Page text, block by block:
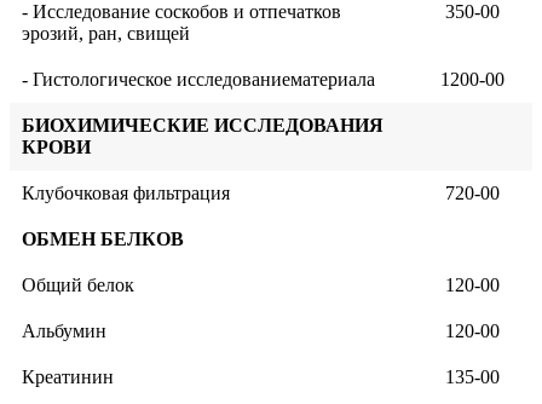
- Исследование соскобов и отпечатков
эрозий, ран, свищей
350-00
- Гистологическое исследованиематериала 1200-00
БИОХИМИЧЕСКИЕ ИССЛЕДОВАНИЯ
КРОВИ
Клубочковая фильтрация 720-00
ОБМЕН БЕЛКОВ
Общий белок 120-00
Альбумин 120-00
Креатинин 135-00